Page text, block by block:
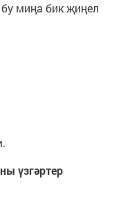
миңа бик җиңел
үзгәртер